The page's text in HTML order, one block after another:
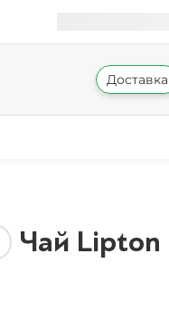
Доставка
Чай Lipton